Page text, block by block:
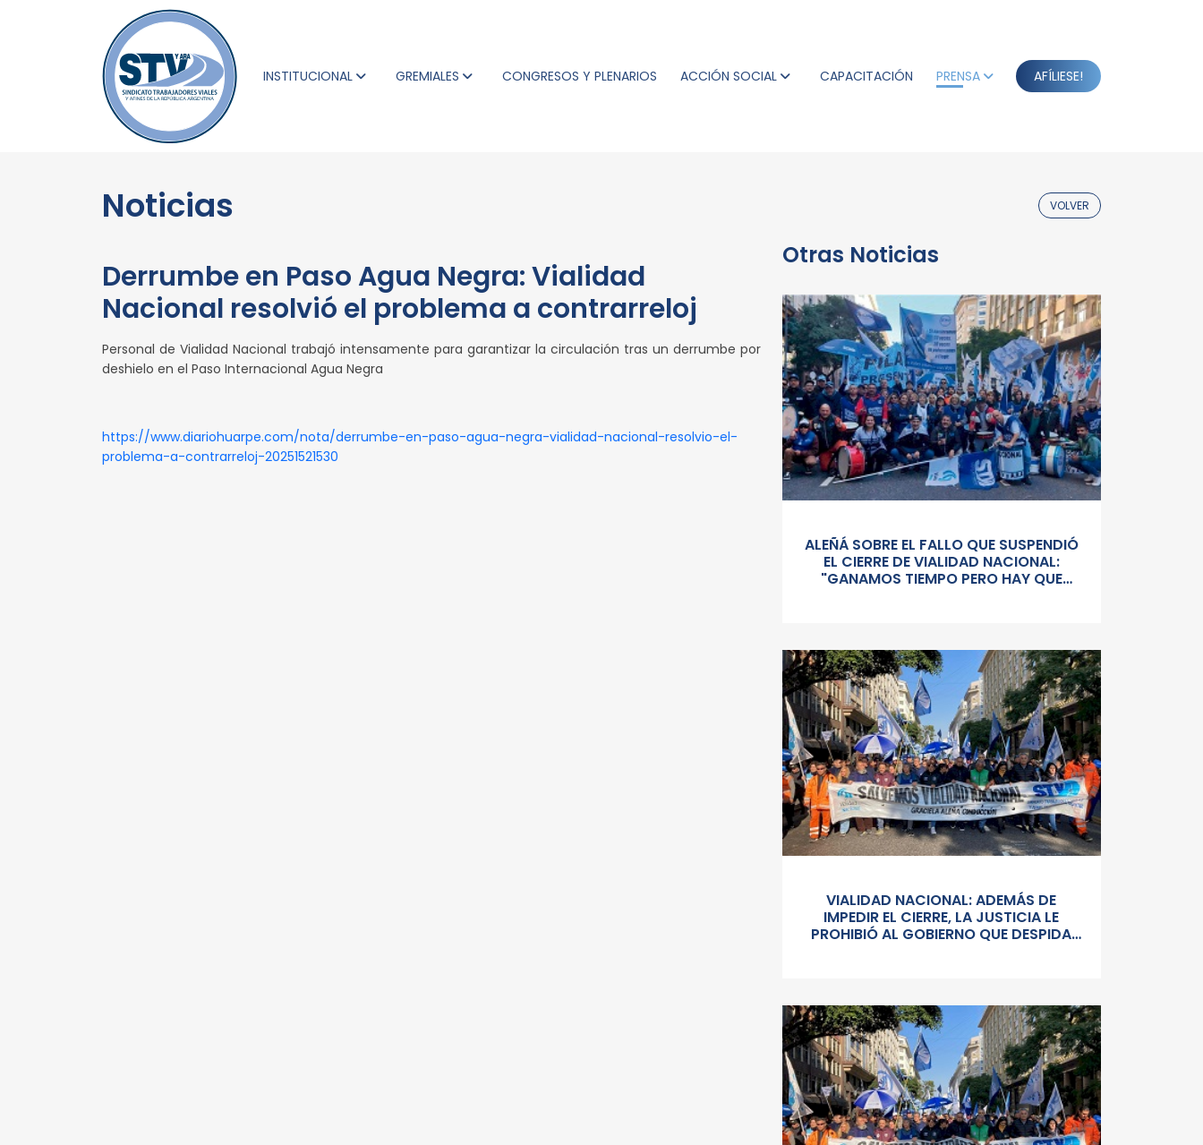
INSTITUCIONAL GREMIALES CONGRESOS Y PLENARIOS ACCIÓN SOCIAL CAPACITACIÓN PRENSA AFÍLIESE!
Noticias VOLVER
Derrumbe en Paso Agua Negra: Vialidad
Nacional resolvió el problema a contrarreloj
Personal de Vialidad Nacional trabajó intensamente para garantizar la circulación tras un derrumbe por
deshielo en el Paso Internacional Agua Negra
https://www.diariohuarpe.com/nota/derrumbe-en-paso-agua-negra-vialidad-nacional-resolvio-el-
problema-a-contrarreloj-20251521530
Otras Noticias
ALEÑÁ SOBRE EL FALLO QUE SUSPENDIÓ
EL CIERRE DE VIALIDAD NACIONAL:
"GANAMOS TIEMPO PERO HAY QUE
VIALIDAD NACIONAL: ADEMÁS DE
IMPEDIR EL CIERRE, LA JUSTICIA LE
PROHIBIÓ AL GOBIERNO QUE DESPIDA